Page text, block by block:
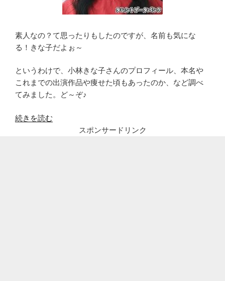
素人なの？て思ったりもしたのですが、名前も気にな
る！きな子だよぉ～
というわけで、小林きな子さんのプロフィール、本名や
これまでの出演作品や痩せた頃もあったのか、など調べ
てみました。ど～ぞ♪
“小
続きを読む
スポンサードリンク